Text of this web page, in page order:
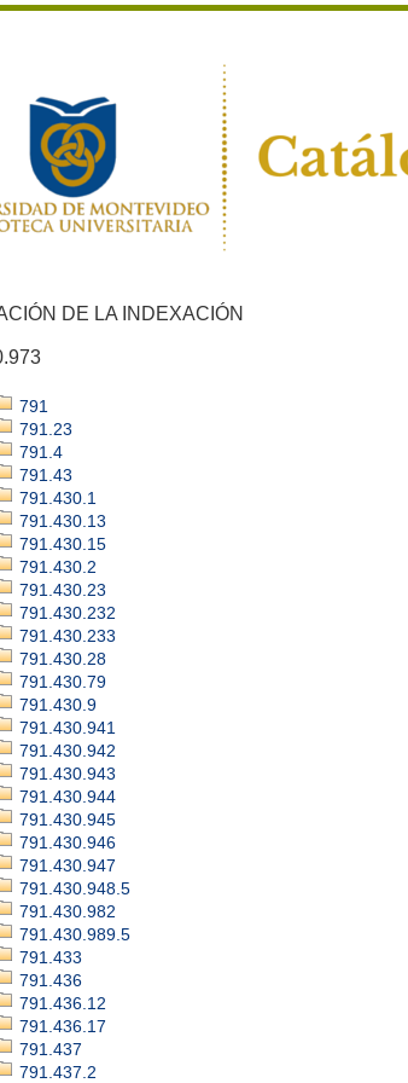
DE LA INDEXACIÓN
791
791.23
791.4
791.43
791.430.1
791.430.13
791.430.15
791.430.2
791.430.23
791.430.232
791.430.233
791.430.28
791.430.79
791.430.9
791.430.941
791.430.942
791.430.943
791.430.944
791.430.945
791.430.946
791.430.947
791.430.948.5
791.430.982
791.430.989.5
791.433
791.436
791.436.12
791.436.17
791.437
791.437.2